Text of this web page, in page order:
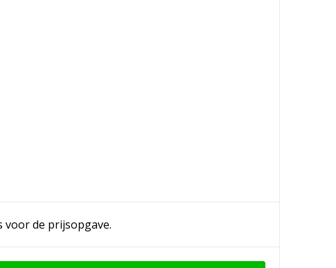
voor de prijsopgave.